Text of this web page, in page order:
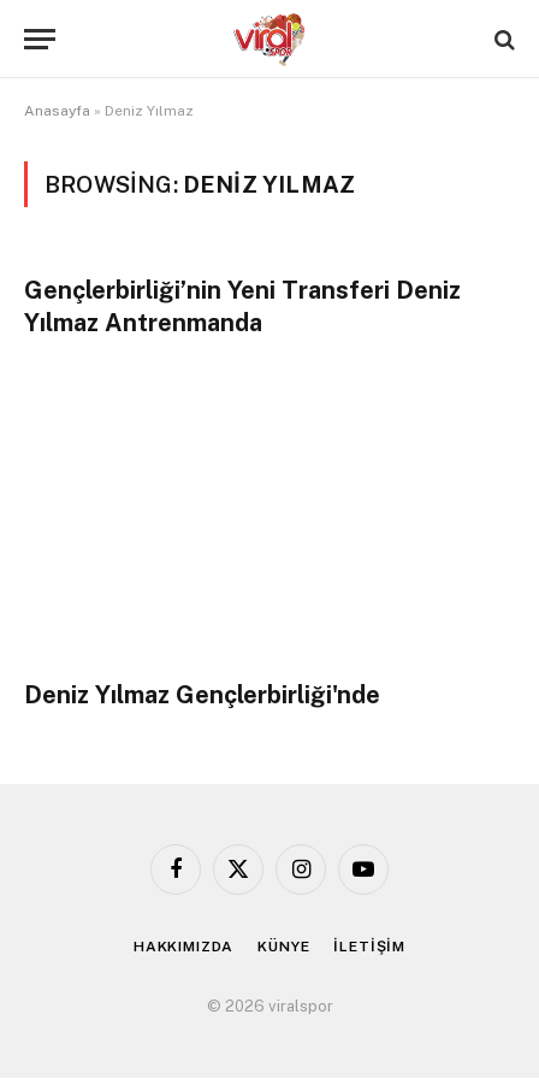
Anasayfa » Deniz Yılmaz
BROWSING: DENIZ YILMAZ
Gençlerbirliği’nin Yeni Transferi Deniz
Yılmaz Antrenmanda
Deniz Yılmaz Gençlerbirliği'nde
Facebook
X
InstagramYouTube
HAKKIMIZDA KÜNYE İLETİŞİM
© 2026 viralspor